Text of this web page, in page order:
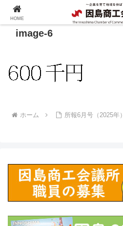
image-6
ホーム 所報6月号（2025年）
HOME